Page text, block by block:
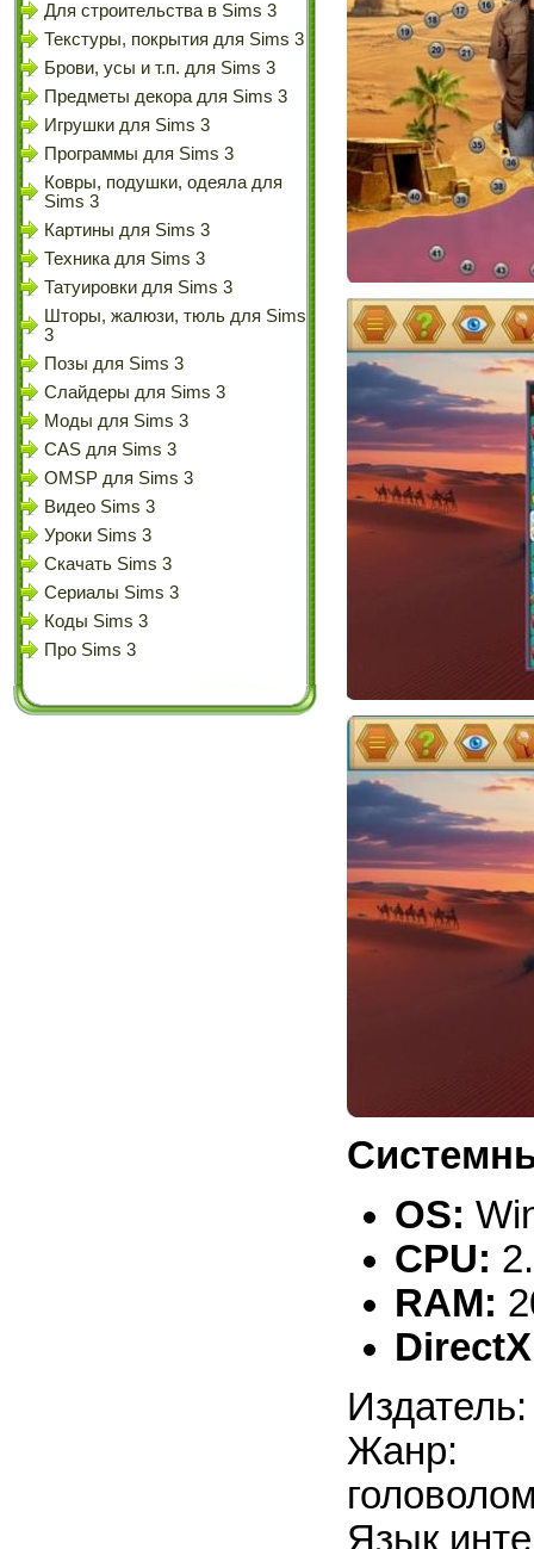
Для строительства в Sims 3
Текстуры, покрытия для Sims 3
Брови, усы и т.п. для Sims 3
Предметы декора для Sims 3
Игрушки для Sims 3
Программы для Sims 3
Ковры, подушки, одеяла для
Sims 3
Картины для Sims 3
Техника для Sims 3
Татуировки для Sims 3
Шторы, жалюзи, тюль для Sims
3
Позы для Sims 3
Слайдеры для Sims 3
Моды для Sims 3
CAS для Sims 3
OMSP для Sims 3
Видео Sims 3
Уроки Sims 3
Скачать Sims 3
Сериалы Sims 3
Коды Sims 3
Про Sims 3
OS:
CPU:
RAM:
Жанр:
Язык